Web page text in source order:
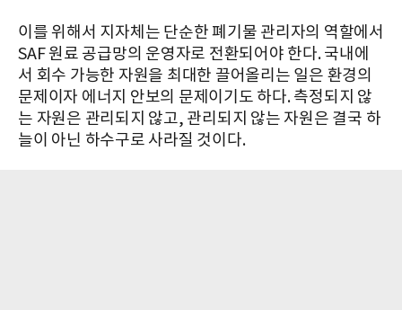
이를 위해서 지자체는 단순한 폐기물 관리자의 역할에서
SAF 원료 공급망의 운영자로 전환되어야 한다. 국내에
서 회수 가능한 자원을 최대한 끌어올리는 일은 환경의
문제이자 에너지 안보의 문제이기도 하다. 측정되지 않
는 자원은 관리되지 않고, 관리되지 않는 자원은 결국 하
늘이 아닌 하수구로 사라질 것이다.